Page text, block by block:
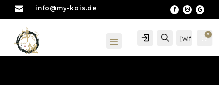
 info@my-kois.de
Account Suche
[wlf
_wi
0